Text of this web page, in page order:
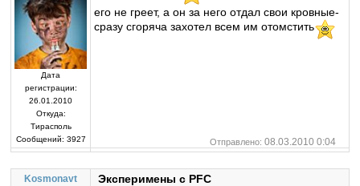
Дата
регистрации:
26.01.2010
Откуда:
Тирасполь
Сообщений: 3927
его не греет, а он за него отдал свои кровные-
сразу сгоряча захотел всем им отомстить
Отправлено: 08.03.2010 0:04
Kosmonavt Эксперимены с PFC